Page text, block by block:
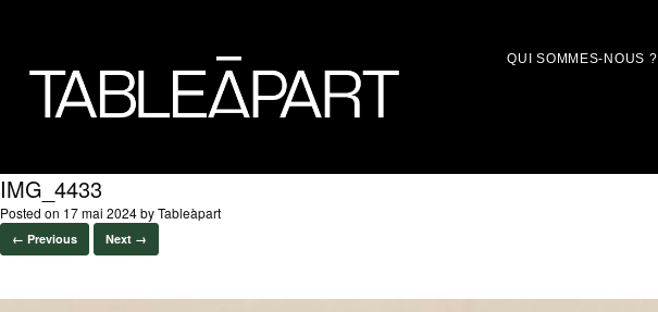
QUI SOMMES-NOUS ?
IMG_4433
Posted on 17 mai 2024byTableàpart
← Previous Next →